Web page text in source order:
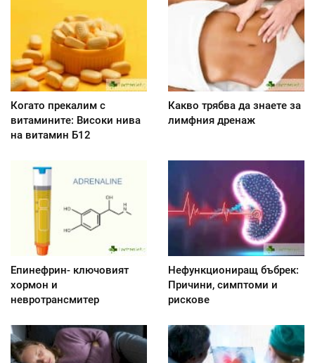
Когато прекалим с
витамините: Високи нива
на витамин Б12
Какво трябва да знаете за
лимфния дренаж
Епинефрин- ключовият
хормон и
невротрансмитер
Нефункциониращ бъбрек:
Причини, симптоми и
рискове